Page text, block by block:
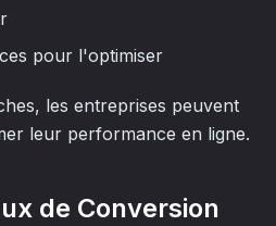
pour l'optimiser
les entreprises peuvent
leur performance en ligne.
de Conversion